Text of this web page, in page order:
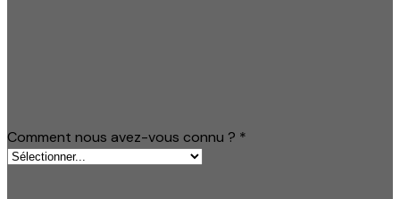
Comment nous avez-vous connu ? *